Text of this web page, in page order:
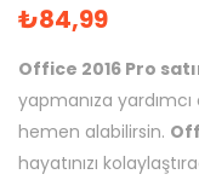
₺84,99
Office 2016 Pro
yapmanıza
hemen alabilirsin.
hayatınızı